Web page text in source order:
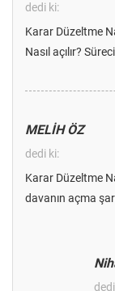
dedi ki:
Karar Düzeltme
Nasıl açılır?
MELİH ÖZ
dedi ki:
Karar Düzeltme
davanın açma